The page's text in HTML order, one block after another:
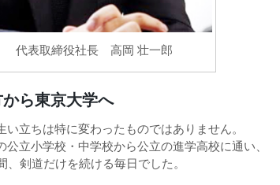
代表取締役社長 高岡 壮一郎
ら東京大学へ
い立ちは特に変わったものではありません。
公立小学校・中学校から公立の進学高校に通い、
、剣道だけを続ける毎日でした。